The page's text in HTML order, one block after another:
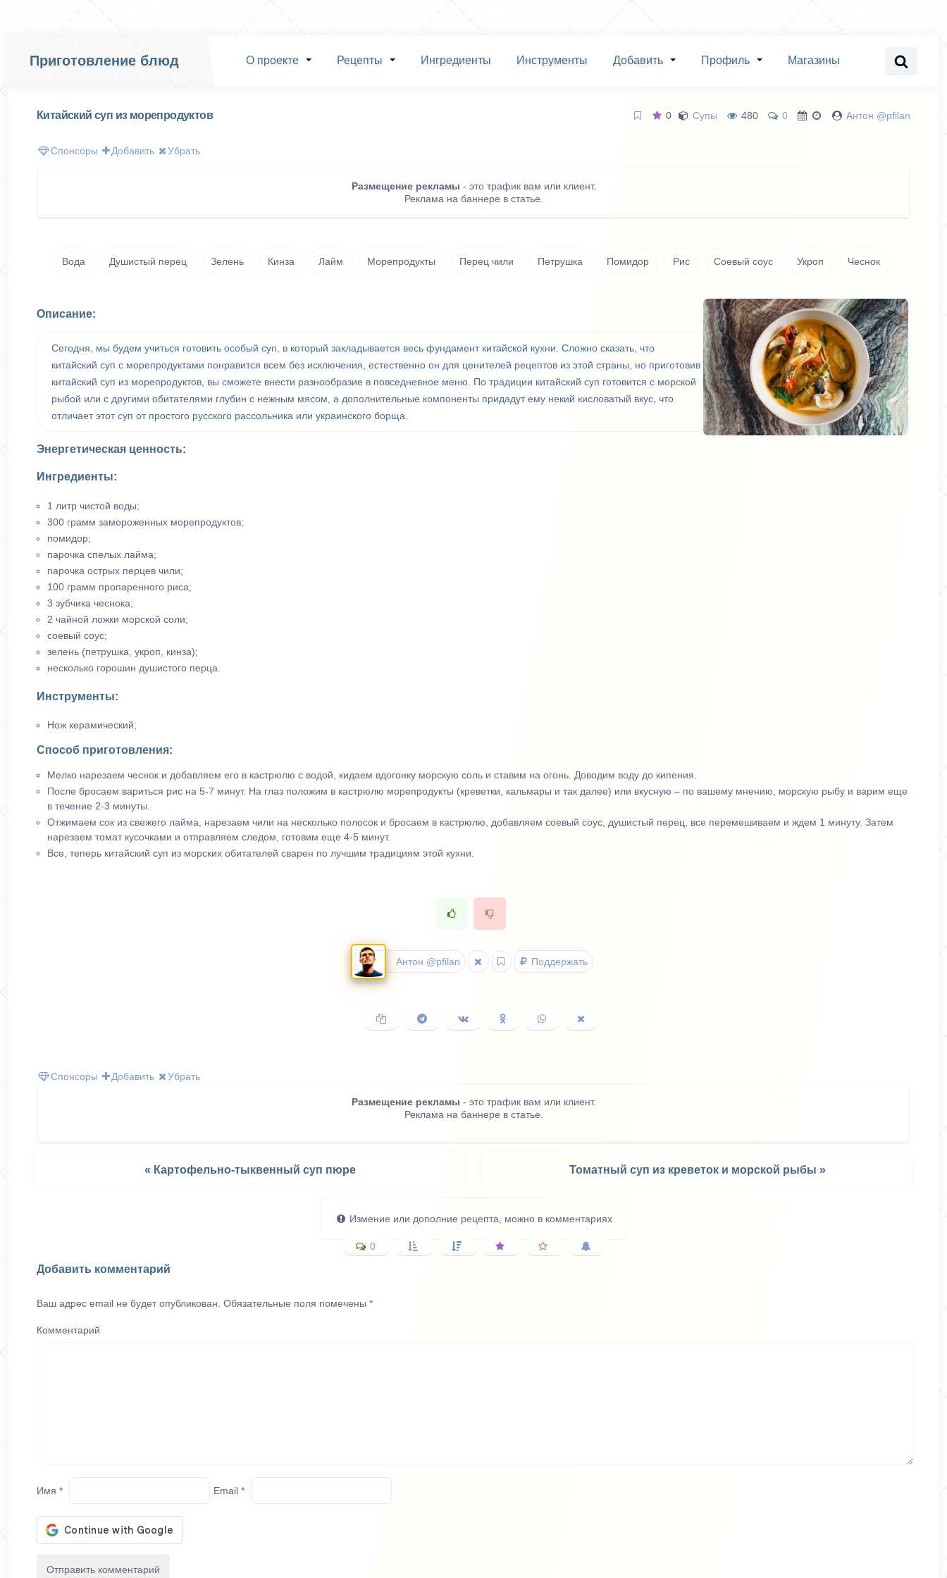
Приготовление блюд О проекте Рецепты Ингредиенты Инструменты Добавить Профиль Магазины
Китайский суп из морепродуктов 0 Супы 480 0 Антон @pfilan
Спонсоры Добавить Убрать
Размещение рекламы - это трафик вам или клиент.
Реклама на баннере в статье.
Вода Душистый перец Зелень Кинза Лайм Морепродукты Перец чили Петрушка Помидор Рис Соевый соус Укроп Чеснок
Описание:
Сегодня, мы будем учиться готовить особый суп, в который закладывается весь фундамент китайской кухни. Сложно сказать, что
китайский суп с морепродуктами понравится всем без исключения, естественно он для ценителей рецептов из этой страны, но приготовив
китайский суп из морепродуктов, вы сможете внести разнообразие в повседневное меню. По традиции китайский суп готовится с морской
рыбой или с другими обитателями глубин с нежным мясом, а дополнительные компоненты придадут ему некий кисловатый вкус, что
отличает этот суп от простого русского рассольника или украинского борща.
Энергетическая ценность:
Ингредиенты:
1 литр чистой воды;
300 грамм замороженных морепродуктов;
помидор;
парочка спелых лайма;
парочка острых перцев чили;
100 грамм пропаренного риса;
3 зубчика чеснока;
2 чайной ложки морской соли;
соевый соус;
зелень (петрушка, укроп, кинза);
несколько горошин душистого перца.
Инструменты:
Нож керамический;
Способ приготовления:
Мелко нарезаем чеснок и добавляем его в кастрюлю с водой, кидаем вдогонку морскую соль и ставим на огонь. Доводим воду до кипения.
После бросаем вариться рис на 5-7 минут. На глаз положим в кастрюлю морепродукты (креветки, кальмары и так далее) или вкусную – по вашему мнению, морскую рыбу и варим еще
в течение 2-3 минуты.
Отжимаем сок из свежего лайма, нарезаем чили на несколько полосок и бросаем в кастрюлю, добавляем соевый соус, душистый перец, все перемешиваем и ждем 1 минуту. Затем
нарезаем томат кусочками и отправляем следом, готовим еще 4-5 минут.
Все, теперь китайский суп из морских обитателей сварен по лучшим традициям этой кухни.
Антон @pfilan Поддержать
Копировать
ссылку
Поделиться
в
Поделиться
ВКонтакте
Поделиться
в
Поделиться
в
в
Спонсоры
Добавить Убрать
Размещение рекламы - это трафик вам или клиент.
Реклама на баннере в статье.
« Картофельно-тыквенный суп пюре Томатный суп из креветок и морской рыбы »
Измение или дополние рецепта, можно в комментариях
0
Добавить комментарий
Ваш адрес email не будет опубликован. Обязательные поля помечены *
Комментарий
Имя * Email *